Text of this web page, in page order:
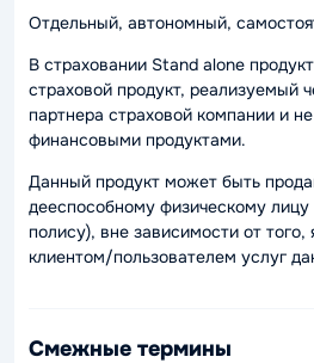
Отдельный, автономный,
В страховании Stand alone
страховой продукт, реализуемый
партнера страховой компании и
финансовыми продуктами.
Данный продукт может быть
дееспособному физическому
полису), вне зависимости от того,
клиентом/пользователем услуг
Смежные термины